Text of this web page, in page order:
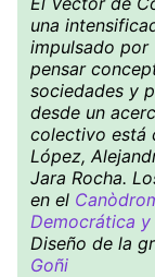
una
impulsado por
pensar
sociedades y
desde un
colectivo está
López,
Jara Rocha.
en el
Democrática
Diseño de la
Goñi